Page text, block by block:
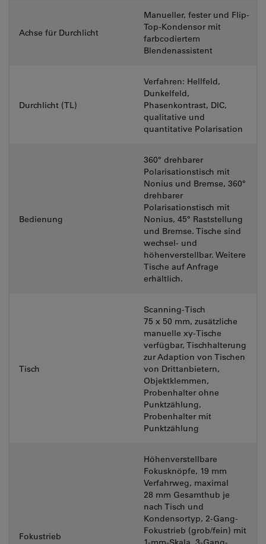
Achse für Durchlicht
Manueller, fester und Flip-
Top-Kondensor mit
farbcodiertem
Blendenassistent
Durchlicht (TL)
Verfahren: Hellfeld,
Dunkelfeld,
Phasenkontrast, DIC,
qualitative und
quantitative Polarisation
Bedienung
360° drehbarer
Polarisationstisch mit
Nonius und Bremse, 360°
drehbarer
Polarisationstisch mit
Nonius, 45° Raststellung
und Bremse. Tische sind
wechsel- und
höhenverstellbar. Weitere
Tische auf Anfrage
erhältlich.
Tisch
Scanning-Tisch
75 x 50 mm, zusätzliche
manuelle xy-Tische
verfügbar, Tischhalterung
zur Adaption von Tischen
von Drittanbietern,
Objektklemmen,
Probenhalter ohne
Punktzählung,
Probenhalter mit
Punktzählung
Fokustrieb
Höhenverstellbare
Fokusknöpfe, 19 mm
Verfahrweg, maximal
28 mm Gesamthub je
nach Tisch und
Kondensortyp, 2-Gang-
Fokustrieb (grob/fein) mit